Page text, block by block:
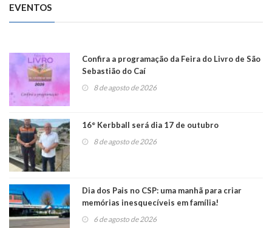
EVENTOS
Confira a programação da Feira do Livro de São
Sebastião do Caí
8 de agosto de 2026
16° Kerbball será dia 17 de outubro
8 de agosto de 2026
Dia dos Pais no CSP: uma manhã para criar
memórias inesquecíveis em família!
6 de agosto de 2026